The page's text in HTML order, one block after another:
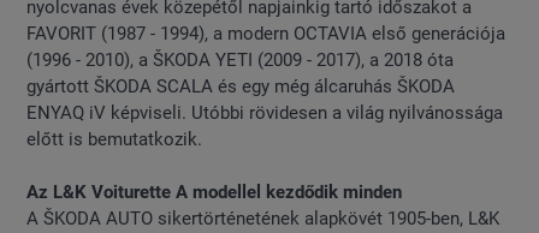
nyolcvanas évek közepétől napjainkig tartó időszakot a
FAVORIT (1987 - 1994), a modern OCTAVIA első generációja
(1996 - 2010), a ŠKODA YETI (2009 - 2017), a 2018 óta
gyártott ŠKODA SCALA és egy még álcaruhás ŠKODA
ENYAQ iV képviseli. Utóbbi rövidesen a világ nyilvánossága
előtt is bemutatkozik.
Az L&K Voiturette A modellel kezdődik minden
A ŠKODA AUTO sikertörténetének alapkövét 1905-ben, L&K